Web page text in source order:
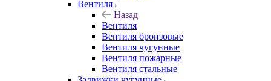
Вентиля
Назад
Вентиля
Вентиля бронзовые
Вентиля чугунные
Вентиля пожарные
Вентиля стальные